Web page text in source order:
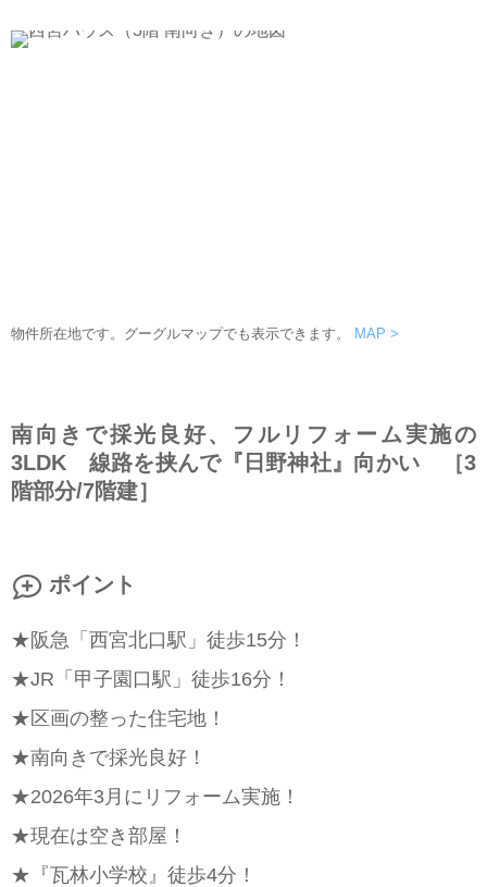
物件所在地です。グーグルマップでも表示できます。 MAP >
南向きで採光良好、フルリフォーム実施の
3LDK 線路を挟んで『日野神社』向かい ［3
階部分/7階建］
ポイント
★阪急「西宮北口駅」徒歩15分！
★JR「甲子園口駅」徒歩16分！
★区画の整った住宅地！
★南向きで採光良好！
★2026年3月にリフォーム実施！
★現在は空き部屋！
★『瓦林小学校』徒歩4分！